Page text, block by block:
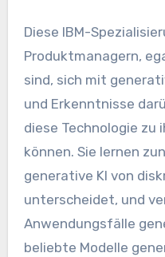
Diese IBM-
Produktmanagern,
sind, sich mit
und Erkenntnisse
diese Technologie zu
können. Sie lernen
generative KI von
unterscheidet, und
Anwendungsfälle
beliebte Modelle